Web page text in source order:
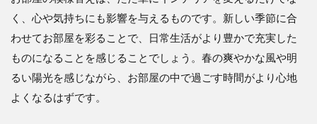
く、心や気持ちにも影響を与えるものです。新しい季節に合
わせてお部屋を彩ることで、日常生活がより豊かで充実した
ものになることを感じることでしょう。春の爽やかな風や明
るい陽光を感じながら、お部屋の中で過ごす時間がより心地
よくなるはずです。